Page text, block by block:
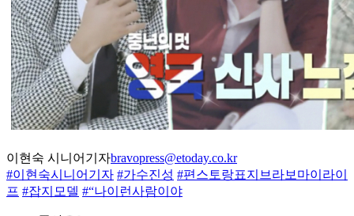
이현숙 시니어기자bravopress@etoday.co.kr
#이현숙시니어기자 #가수진성 #편스토랑표지브라보마이라이
프 #잡지모델 #“나이런사람이야